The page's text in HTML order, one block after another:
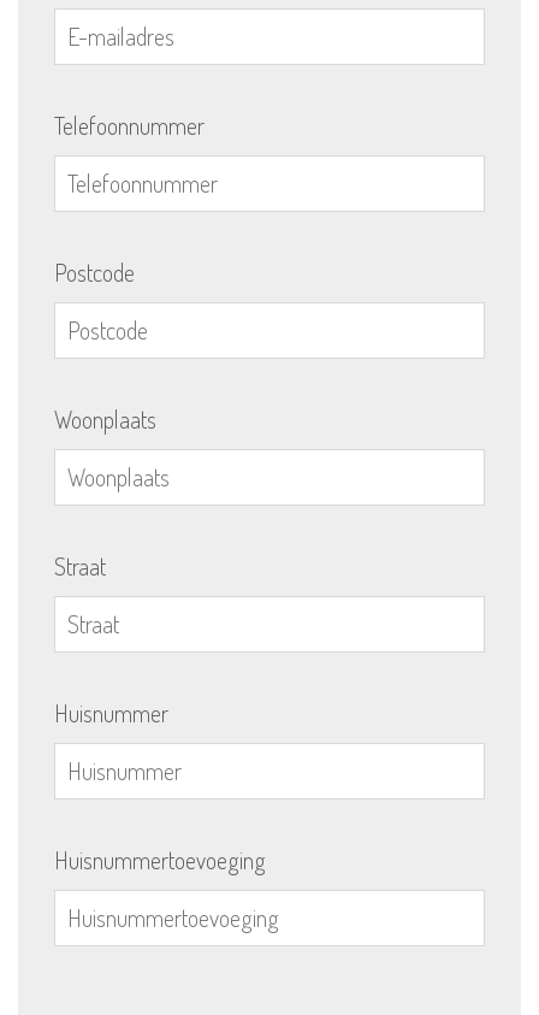
Telefoonnummer
Postcode
Woonplaats
Straat
Huisnummer
Huisnummertoevoeging